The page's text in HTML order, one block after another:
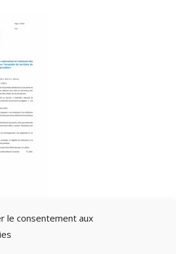
le consentement aux